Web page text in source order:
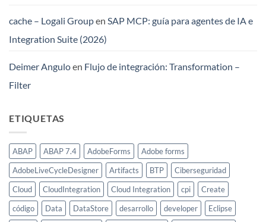
cache – Logali Groupen SAP MCP: guía para agentes de IA e
Integration Suite (2026)
Deimer Anguloen Flujo de integración: Transformation –
Filter
ETIQUETAS
ABAP ABAP 7.4 AdobeForms
Adobe forms
AdobeLiveCycleDesigner
Artifacts BTP
Ciberseguridad
Cloud
CloudIntegration Cloud Integration cpi
Create
código
Data DataStore desarrollo developer
Eclipse